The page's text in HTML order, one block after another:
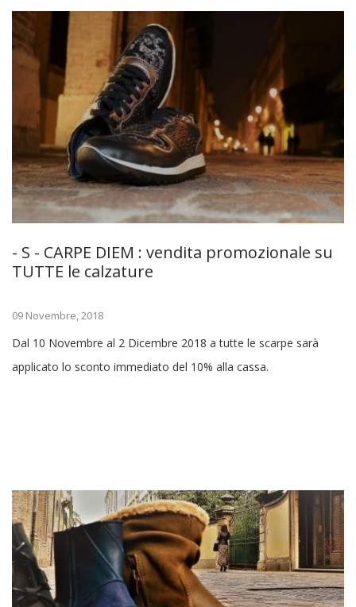
- S - CARPE DIEM : vendita promozionale su
TUTTE le calzature
09 Novembre, 2018
Dal 10 Novembre al 2 Dicembre 2018 a tutte le scarpe sarà
applicato lo sconto immediato del 10% alla cassa.